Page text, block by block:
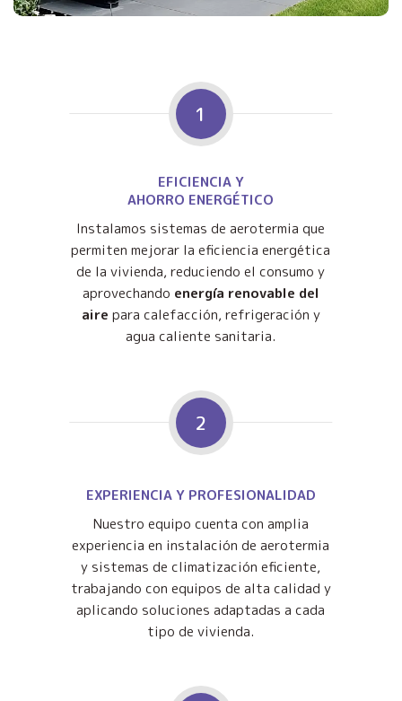
1
EFICIENCIA Y
AHORRO ENERGÉTICO
Instalamos sistemas de aerotermia que
permiten mejorar la eficiencia energética
de la vivienda, reduciendo el consumo y
aprovechando energía renovable del
aire para calefacción, refrigeración y
agua caliente sanitaria.
2
EXPERIENCIA Y PROFESIONALIDAD
Nuestro equipo cuenta con amplia
experiencia en instalación de aerotermia
y sistemas de climatización eficiente,
trabajando con equipos de alta calidad y
aplicando soluciones adaptadas a cada
tipo de vivienda.